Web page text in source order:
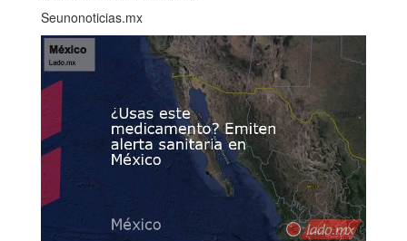
Seunonoticias.mx